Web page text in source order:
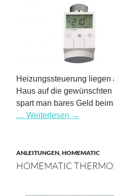
Heizungssteuerung
Haus auf die
spart man bares Geld
… Weiterlesen →
ANLEITUNGEN,HOMEMATIC
HOMEMATIC